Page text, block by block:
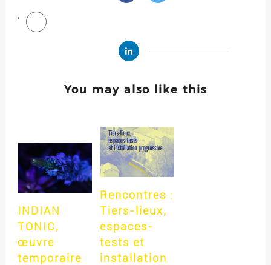
You may also like this
INDIAN
TONIC,
œuvre
temporaire
Rencontres :
Tiers-lieux,
espaces-
tests et
installation